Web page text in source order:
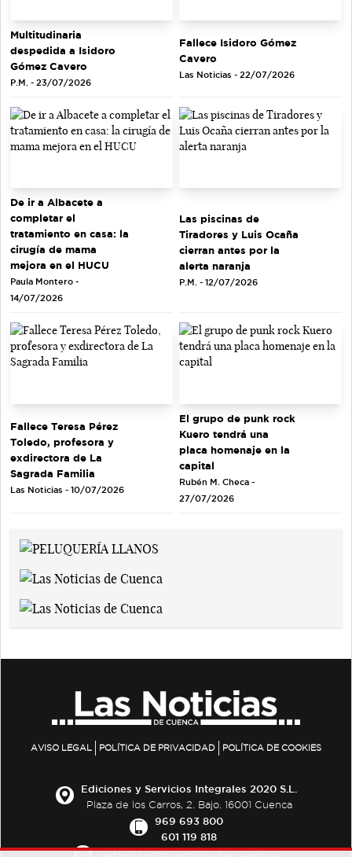
Multitudinaria
despedida a Isidoro
Gómez Cavero
P.M. - 23/07/2026
Fallece Isidoro Gómez
Cavero
Las Noticias - 22/07/2026
De ir a Albacete a
completar el
tratamiento en casa: la
cirugía de mama
mejora en el HUCU
Paula Montero -
14/07/2026
Las piscinas de
Tiradores y Luis Ocaña
cierran antes por la
alerta naranja
P.M. - 12/07/2026
Fallece Teresa Pérez
Toledo, profesora y
exdirectora de La
Sagrada Familia
Las Noticias - 10/07/2026
El grupo de punk rock
Kuero tendrá una
placa homenaje en la
capital
Rubén M. Checa -
27/07/2026
AVISO LEGAL POLÍTICA DE PRIVACIDAD POLÍTICA DE COOKIES
Ediciones y Servicios Integrales 2020 S.L.
Plaza de los Carros, 2. Bajo. 16001 Cuenca
969 693 800
601 119 818